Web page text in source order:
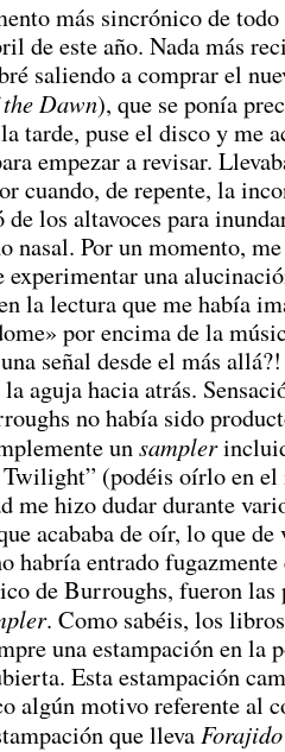
más sincrónico de
de este año. Nada más
saliendo a comprar el
Dawn), que se ponía
tarde, puse el disco y me
empezar a revisar.
cuando, de repente, la
los altavoces para
nasal. Por un momento,
experimentar una
la lectura que me había
por encima de la
señal desde el más
aguja hacia atrás.
no había sido
unsampler
(podéis oírlo en
me hizo dudar durante
acababa de oír, lo que de
habría entrado fugazmente
de Burroughs, fueron las
. Como sabéis, los
una estampación en la
Esta estampación
algún motivo referente al
que lleva